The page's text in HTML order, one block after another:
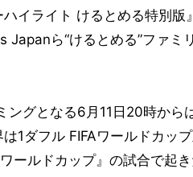
イライト けるとめる特別版
ら“けるとめる”ファミ
グとなる6月11日20時から
1ダフル FIFAワールドカッ
ールドカップ』の試合で起